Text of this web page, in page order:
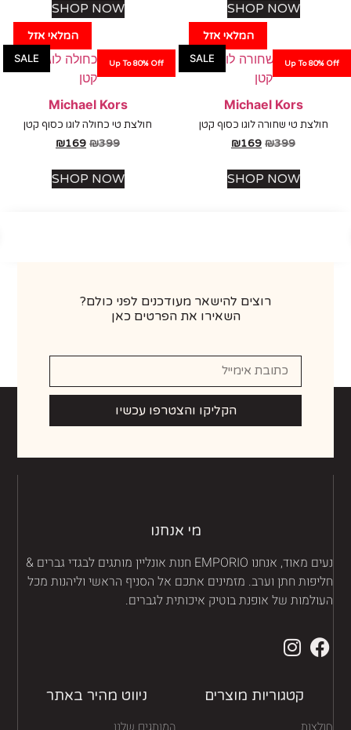
המלאי אזל
SHOP NOW
המלאי אזל
SHOP NOW
SALE Up To
Michael Kors
טי שחורה לוגו כסוף קטן
₪
₪169
SHOP NOW
SALE Up To 80% Off
Michael Kors
חולצת טי כחולה לוגו כסוף קטן
₪
₪169
SHOP NOW
רוצים להישאר מעודכנים לפני כולם?
השאירו את הפרטים כאן
הקליקו והצטרפו עכשיו
מי אנחנו
נעים מאוד, אנחנו EMPORIO חנות אונליין מותגים לבגדי גברים &
חתן וערב. מזמינים אתכם אל הסניף הראשי וליהנות מכל
של אופנת בוטיק איכותית לגברים.
קטגוריות מוצרים
ניווט מהיר באתר